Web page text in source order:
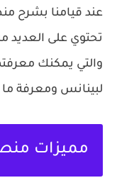
عند قيامنا بشرح
تحتوي على العديد
والتي يمكنك
لبينانس ومعرفة ما
مميزات